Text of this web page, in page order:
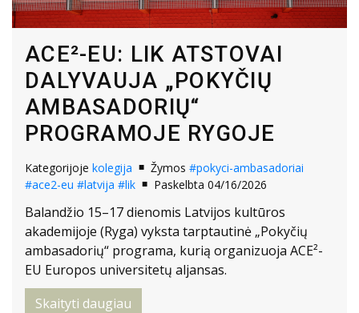
ACE²-EU: LIK ATSTOVAI
DALYVAUJA „POKYČIŲ
AMBASADORIŲ“
PROGRAMOJE RYGOJE
Kategorijoje kolegija Žymos #pokyci-ambasadoriai
#ace2-eu #latvija #lik Paskelbta 04/16/2026
Balandžio 15–17 dienomis Latvijos kultūros
akademijoje (Ryga) vyksta tarptautinė „Pokyčių
ambasadorių“ programa, kurią organizuoja ACE²-
EU Europos universitetų aljansas.
Skaityti daugiau